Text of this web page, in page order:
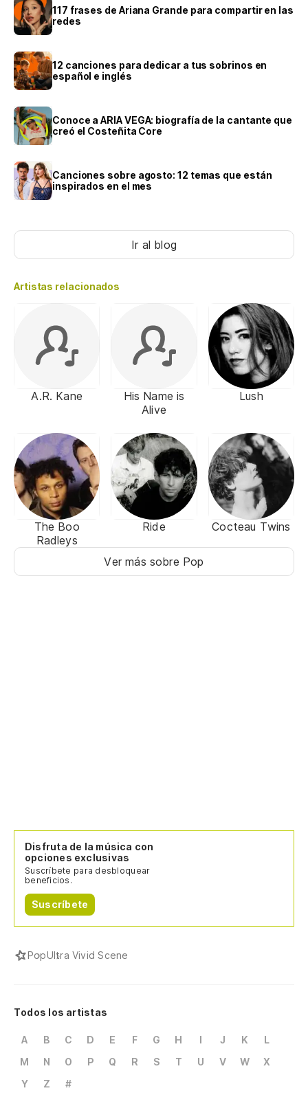
117 frases de Ariana Grande para compartir en las
redes
12 canciones para dedicar a tus sobrinos en
español e inglés
Conoce a ARIA VEGA: biografía de la cantante que
creó el Costeñita Core
Canciones sobre agosto: 12 temas que están
inspirados en el mes
Ir al blog
Artistas relacionados
A.R. Kane
His Name is
Alive
Lush
The Boo
Radleys
Ride Cocteau Twins
Ver más sobre Pop
Disfruta de la música con
opciones exclusivas
Suscríbete para desbloquear
beneficios.
Suscríbete
PopUltra Vivid Scene
Todos los artistas
A B C D E F G H I J K
L
M
N O P Q R S T U V W
X
Y
Z #